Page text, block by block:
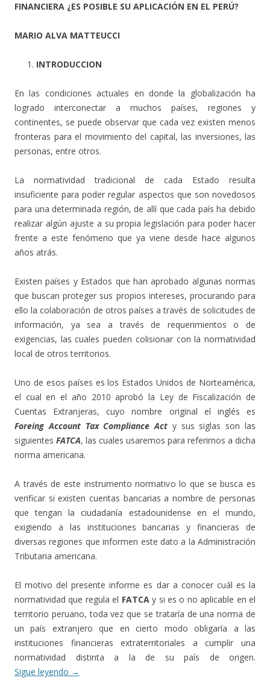
FINANCIERA ¿ES POSIBLE SU APLICACIÓN EN EL PERÚ?
MARIO ALVA MATTEUCCI
INTRODUCCION
En las condiciones actuales en donde la globalización ha
logrado interconectar a muchos países, regiones y
continentes, se puede observar que cada vez existen menos
fronteras para el movimiento del capital, las inversiones, las
personas, entre otros.
La normatividad tradicional de cada Estado resulta
insuficiente para poder regular aspectos que son novedosos
para una determinada región, de allí que cada país ha debido
realizar algún ajuste a su propia legislación para poder hacer
frente a este fenómeno que ya viene desde hace algunos
años atrás.
Existen países y Estados que han aprobado algunas normas
que buscan proteger sus propios intereses, procurando para
ello la colaboración de otros países a través de solicitudes de
información, ya sea a través de requerimientos o de
exigencias, las cuales pueden colisionar con la normatividad
local de otros territorios.
Uno de esos países es los Estados Unidos de Norteamérica,
el cual en el año 2010 aprobó la Ley de Fiscalización de
Cuentas Extranjeras, cuyo nombre original el inglés es
Foreing Account Tax Compliance Act y sus siglas son las
siguientes FATCA, las cuales usaremos para referirnos a dicha
norma americana.
A través de este instrumento normativo lo que se busca es
verificar si existen cuentas bancarias a nombre de personas
que tengan la ciudadanía estadounidense en el mundo,
exigiendo a las instituciones bancarias y financieras de
diversas regiones que informen este dato a la Administración
Tributaria americana.
El motivo del presente informe es dar a conocer cuál es la
normatividad que regula el FATCAy si es o no aplicable en el
territorio peruano, toda vez que se trataría de una norma de
un país extranjero que en cierto modo obligaría a las
instituciones financieras extraterritoriales a cumplir una
normatividad distinta a la de su país de origen.
Sigue leyendo →